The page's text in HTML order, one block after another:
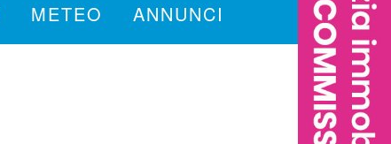
METEO ANNUNCI